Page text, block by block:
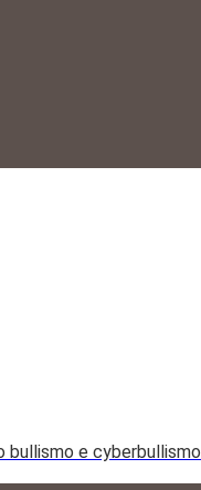
bullismo e cyberbullismo